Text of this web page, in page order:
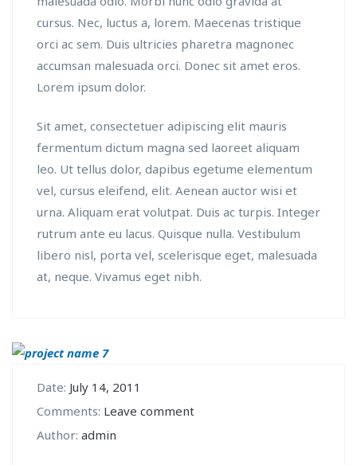
cursus. Nec, luctus a, lorem. Maecenas tristique
orci ac sem. Duis ultricies pharetra magnonec
accumsan malesuada orci. Donec sit amet eros.
Lorem ipsum dolor.
Sit amet, consectetuer adipiscing elit mauris
fermentum dictum magna sed laoreet aliquam
leo. Ut tellus dolor, dapibus egetume elementum
vel, cursus eleifend, elit. Aenean auctor wisi et
urna. Aliquam erat volutpat. Duis ac turpis. Integer
rutrum ante eu lacus. Quisque nulla. Vestibulum
libero nisl, porta vel, scelerisque eget, malesuada
at, neque. Vivamus eget nibh.
Date: July 14, 2011
Comments: Leave comment
Author: admin